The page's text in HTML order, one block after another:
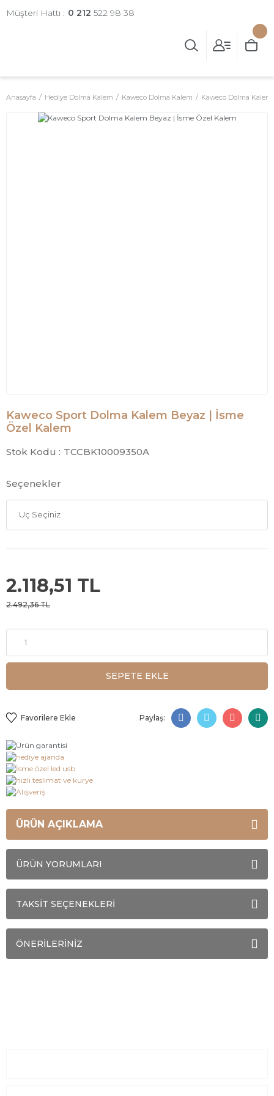
Müşteri Hattı : 0 212 522 98 38
Anasayfa Hediye Dolma Kalem Kaweco Dolma Kalem Kaweco Dolma Kalem
Kaweco Sport Dolma Kalem Beyaz | İsme
Özel Kalem
Stok Kodu : TCCBK10009350A
Seçenekler
2.118,51 TL
2.492,36 TL
SEPETE EKLE
Paylaş:
ÜRÜN AÇIKLAMA
ÜRÜN YORUMLARI
TAKSİT SEÇENEKLERİ
ÖNERİLERİNİZ